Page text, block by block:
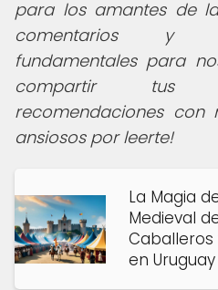
para los amantes de
comentarios y
fundamentales para
compartir tus
recomendaciones con
ansiosos por leerte!
La Magia
Medieval
Caballeros
en Uruguay